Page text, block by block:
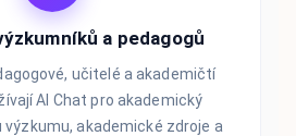
a pedagogů
učitelé a akademičtí
AI Chat pro akademický
výzkumu, akademické zdroje a